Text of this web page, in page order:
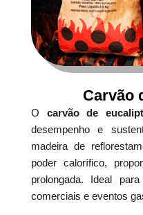
Carvão
O carvão de
desempenho e
madeira de
poder calorífico,
prolongada. Ideal
comerciais e eventos